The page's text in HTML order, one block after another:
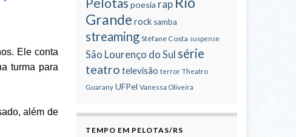
Ele conta
turma para
além de
poesia rap
Grande rock samba
streaming Stéfane Costa suspense
São Lourenço do Sul série
teatro televisão terror Theatro
Guarany UFPel Vanessa Oliveira
TEMPO EM PELOTAS/RS